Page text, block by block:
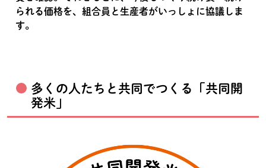
られる価格を、組合員と生産者がいっしょに協議しま
す。
多くの人たちと共同でつくる「共同開
発米」